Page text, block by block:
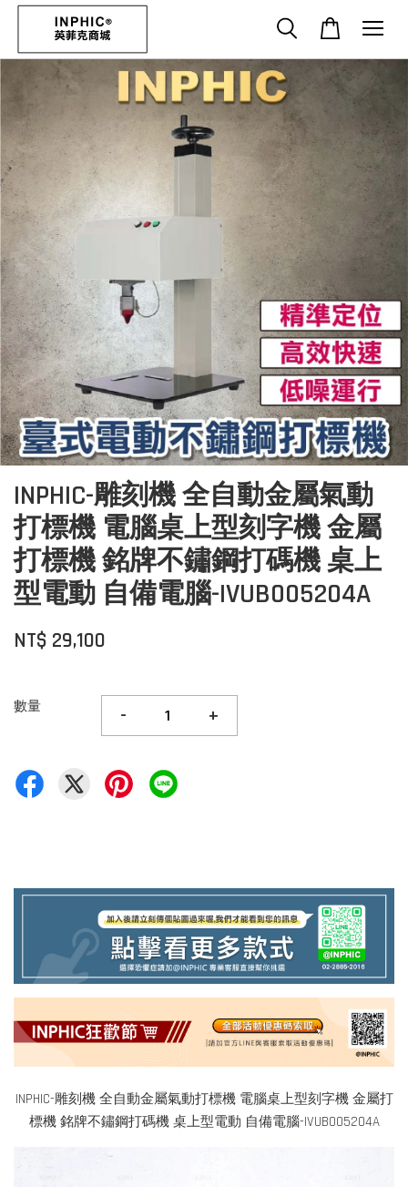
INPHIC-雕刻機 全自動金屬氣動
打標機 電腦桌上型刻字機 金屬
打標機 銘牌不鏽鋼打碼機 桌上
型電動 自備電腦-IVUB005204A
NT$ 29,100
數量 - +
INPHIC-雕刻機 全自動金屬氣動打標機 電腦桌上型刻字機 金屬打
標機 銘牌不鏽鋼打碼機 桌上型電動 自備電腦-IVUB005204A